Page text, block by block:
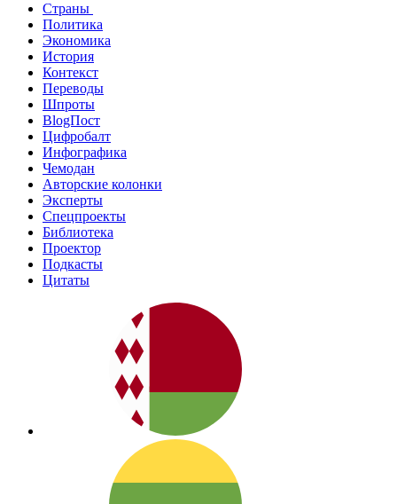
Страны
Политика
Экономика
История
Контекст
Переводы
Шпроты
BlogПост
Цифробалт
Инфографика
Чемодан
Авторские колонки
Эксперты
Спецпроекты
Библиотека
Проектор
Подкасты
Цитаты